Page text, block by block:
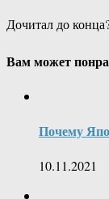
Дочитал до
Вам может
Почему
10.11.2021